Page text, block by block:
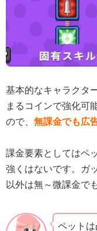
基本的なキャラクタ
まるコインで強化可
ので、 無課金でも広
課金要素としてはペ
強くはないです。ガ
以外は無～微課金で
ペット